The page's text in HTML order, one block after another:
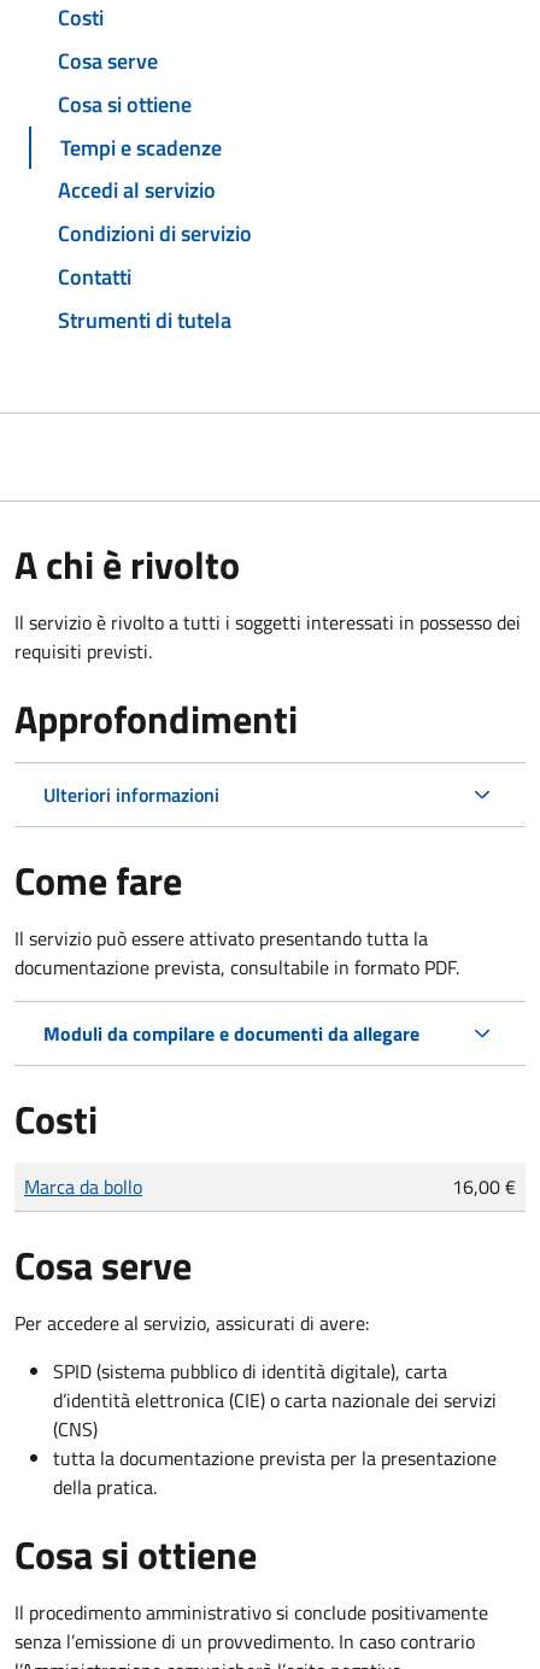
Costi
Cosa serve
Cosa si ottiene
Tempi e scadenze
Accedi al servizio
Condizioni di servizio
Contatti
Strumenti di tutela
A chi è rivolto
Il servizio è rivolto a tutti i soggetti interessati in possesso dei
requisiti previsti.
Approfondimenti
Ulteriori informazioni
Come fare
Il servizio può essere attivato presentando tutta la
documentazione prevista, consultabile in formato PDF.
Moduli da compilare e documenti da allegare
Costi
Tipo di pagamento
Importo
Marca da bollo 16,00 €
Cosa serve
Per accedere al servizio, assicurati di avere:
SPID (sistema pubblico di identità digitale), carta
d’identità elettronica (CIE) o carta nazionale dei servizi
(CNS)
tutta la documentazione prevista per la presentazione
della pratica.
Cosa si ottiene
Il procedimento amministrativo si conclude positivamente
senza l’emissione di un provvedimento. In caso contrario